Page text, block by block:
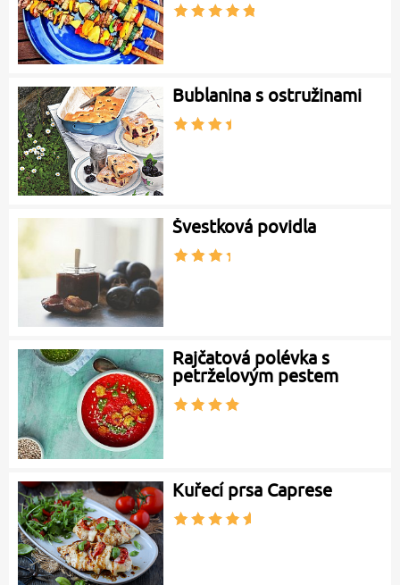
Bublanina s ostružinami
Švestková povidla
Rajčatová polévka s
petrželovým pestem
Kuřecí prsa Caprese